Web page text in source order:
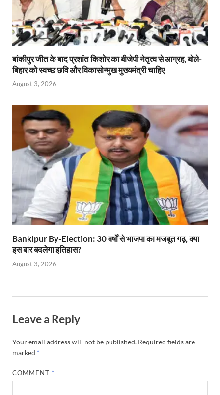
बांकीपुर जीत के बाद प्रशांत किशोर का बीजेपी नेतृत्व से आग्रह, बोले-
बिहार को स्वच्छ छवि और विकासोन्मुख मुख्यमंत्री चाहिए
August 3, 2026
Bankipur By-Election: 30 वर्षों से भाजपा का मजबूत गढ़, क्या
इस बार बदलेगा इतिहास?
August 3, 2026
Leave a Reply
Your email address will not be published. Required fields are
marked *
COMMENT *